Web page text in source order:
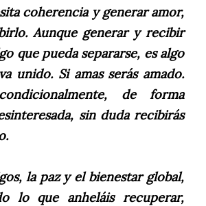
coherencia y generar amor,
Aunque generar y recibir
que pueda separarse, es algo
unido. Si amas serás amado.
de forma
sin duda recibirás
la paz y el bienestar global,
lo que anheláis recuperar,